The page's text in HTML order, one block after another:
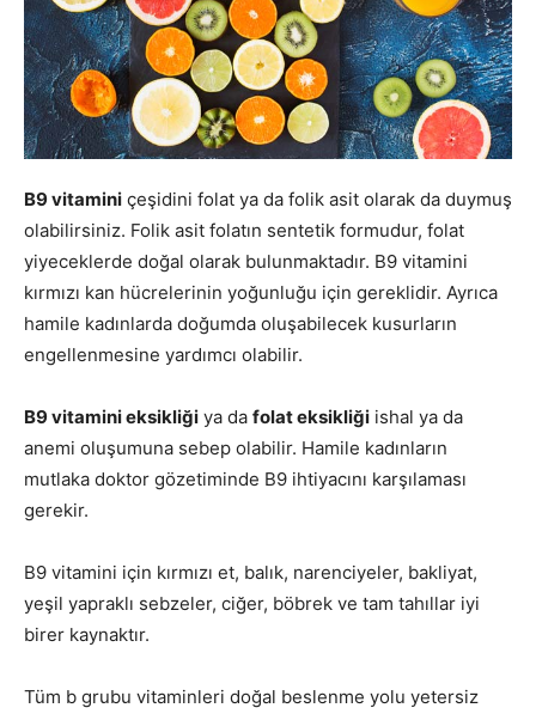
B9 vitamini çeşidini folat ya da folik asit olarak da duymuş
olabilirsiniz. Folik asit folatın sentetik formudur, folat
yiyeceklerde doğal olarak bulunmaktadır. B9 vitamini
kırmızı kan hücrelerinin yoğunluğu için gereklidir. Ayrıca
hamile kadınlarda doğumda oluşabilecek kusurların
engellenmesine yardımcı olabilir.
B9 vitamini eksikliği ya da folat eksikliği ishal ya da
anemi oluşumuna sebep olabilir. Hamile kadınların
mutlaka doktor gözetiminde B9 ihtiyacını karşılaması
gerekir.
B9 vitamini için kırmızı et, balık, narenciyeler, bakliyat,
yeşil yapraklı sebzeler, ciğer, böbrek ve tam tahıllar iyi
birer kaynaktır.
Tüm b grubu vitaminleri doğal beslenme yolu yetersiz